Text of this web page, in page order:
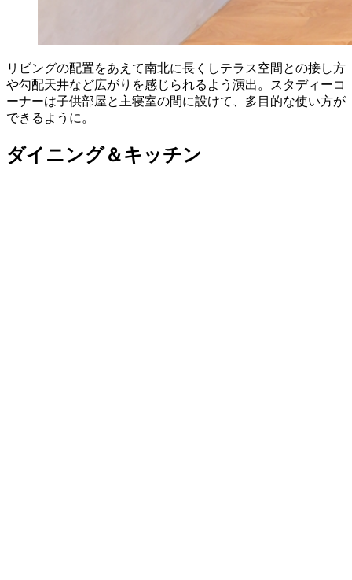
リビングの配置をあえて南北に長くしテラス空間との接し方
や勾配天井など広がりを感じられるよう演出。スタディーコ
ーナーは子供部屋と主寝室の間に設けて、多目的な使い方が
できるように。
ダイニング＆キッチン